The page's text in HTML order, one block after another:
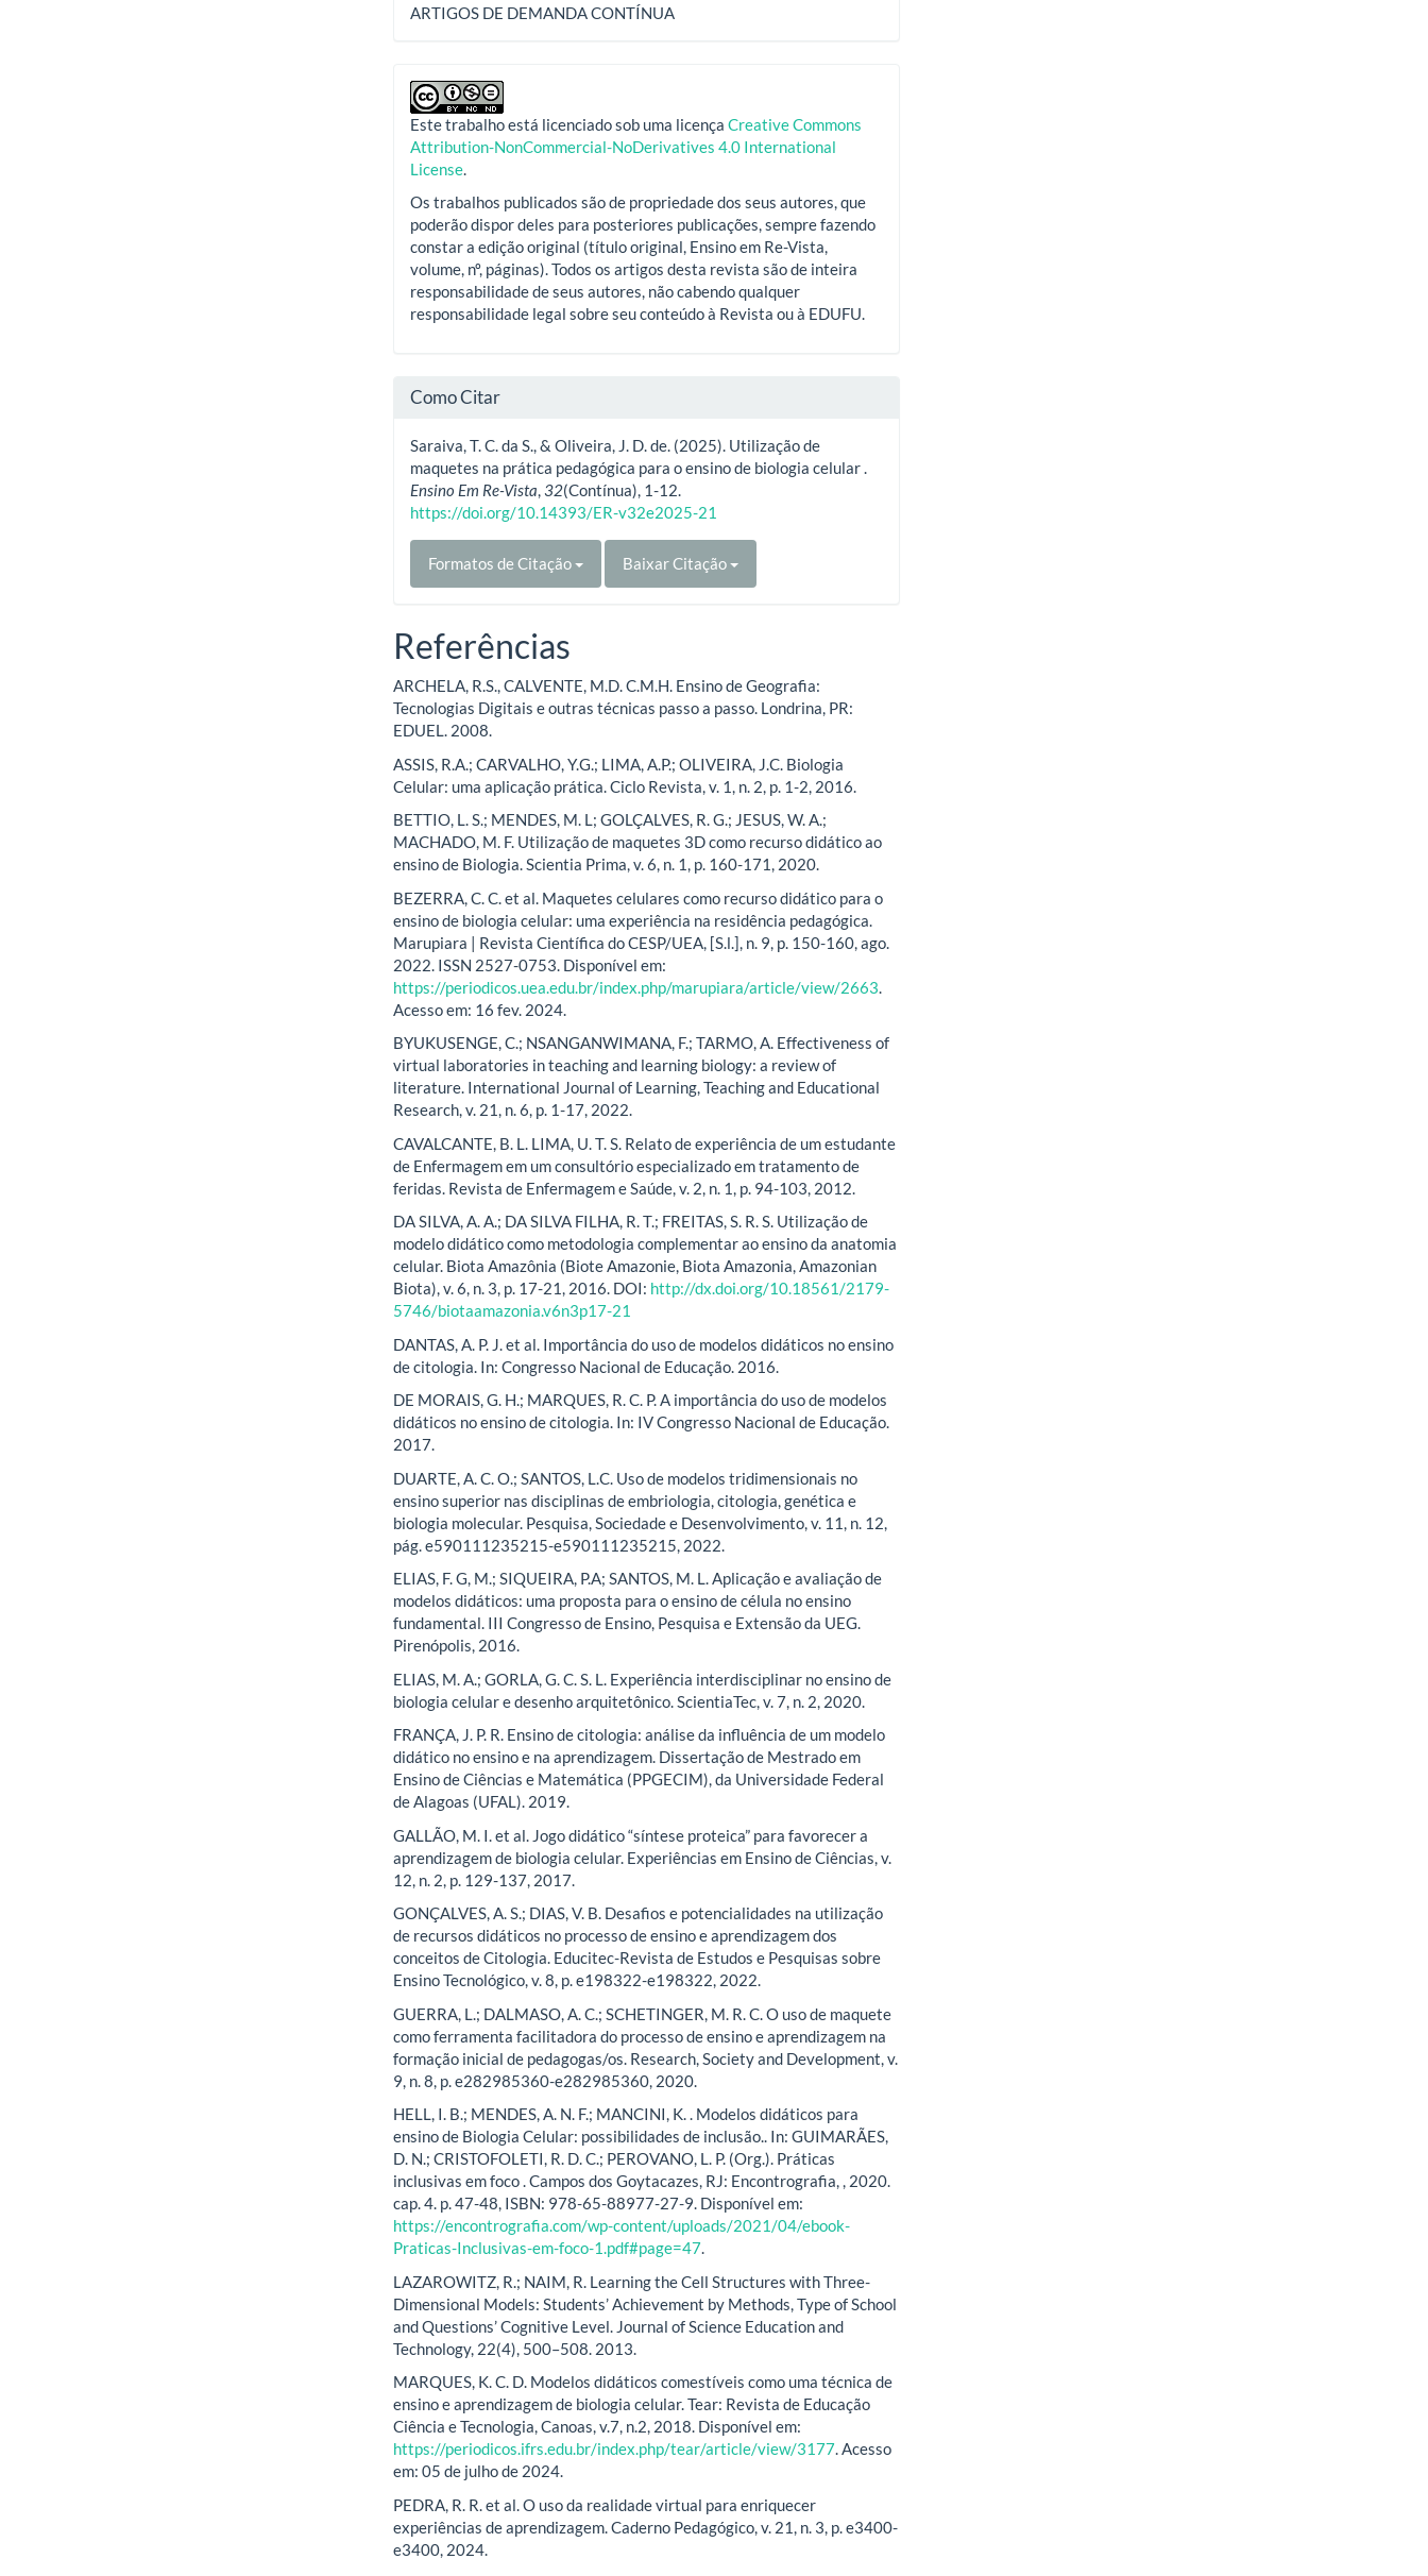
ARTIGOS DE DEMANDA CONTÍNUA
Este trabalho está licenciado sob uma licençaCreative Commons
Attribution-NonCommercial-NoDerivatives 4.0 International
License
Os trabalhos publicados são de propriedade dos seus autores, que
poderão dispor deles para posteriores publicações, sempre fazendo
constar a edição original (título original, Ensino em Re-Vista,
volume, nº, páginas). Todos os artigos desta revista são de inteira
responsabilidade de seus autores, não cabendo qualquer
responsabilidade legal sobre seu conteúdo à Revista ou à EDUFU.
Como Citar
Saraiva, T. C. da S., & Oliveira, J. D. de. (2025). Utilização de
maquetes na prática pedagógica para o ensino de biologia celular .
Ensino Em Re-Vista ,32(Contínua), 1-12.
https://doi.org/10.14393/ER-v32e2025-21
Formatos de Citação Baixar Citação
Referências
ARCHELA, R.S., CALVENTE, M.D. C.M.H. Ensino de Geografia:
Tecnologias Digitais e outras técnicas passo a passo. Londrina, PR:
EDUEL. 2008.
ASSIS, R.A.; CARVALHO, Y.G.; LIMA, A.P.; OLIVEIRA, J.C. Biologia
Celular: uma aplicação prática. Ciclo Revista, v. 1, n. 2, p. 1-2, 2016.
BETTIO, L. S.; MENDES, M. L; GOLÇALVES, R. G.; JESUS, W. A.;
MACHADO, M. F. Utilização de maquetes 3D como recurso didático ao
ensino de Biologia. Scientia Prima, v. 6, n. 1, p. 160-171, 2020.
BEZERRA, C. C. et al. Maquetes celulares como recurso didático para o
ensino de biologia celular: uma experiência na residência pedagógica.
Marupiara | Revista Científica do CESP/UEA, [S.l.], n. 9, p. 150-160, ago.
2022. ISSN 2527-0753. Disponível em:
https://periodicos.uea.edu.br/index.php/marupiara/article/view/2663
Acesso em: 16 fev. 2024.
BYUKUSENGE, C.; NSANGANWIMANA, F.; TARMO, A. Effectiveness of
virtual laboratories in teaching and learning biology: a review of
literature. International Journal of Learning, Teaching and Educational
Research, v. 21, n. 6, p. 1-17, 2022.
CAVALCANTE, B. L. LIMA, U. T. S. Relato de experiência de um estudante
de Enfermagem em um consultório especializado em tratamento de
feridas. Revista de Enfermagem e Saúde, v. 2, n. 1, p. 94-103, 2012.
DA SILVA, A. A.; DA SILVA FILHA, R. T.; FREITAS, S. R. S. Utilização de
modelo didático como metodologia complementar ao ensino da anatomia
celular. Biota Amazônia (Biote Amazonie, Biota Amazonia, Amazonian
Biota), v. 6, n. 3, p. 17-21, 2016. DOI: http://dx.doi.org/10.18561/2179-
5746/biotaamazonia.v6n3p17-21
DANTAS, A. P. J. et al. Importância do uso de modelos didáticos no ensino
de citologia. In: Congresso Nacional de Educação. 2016.
DE MORAIS, G. H.; MARQUES, R. C. P. A importância do uso de modelos
didáticos no ensino de citologia. In: IV Congresso Nacional de Educação.
2017.
DUARTE, A. C. O.; SANTOS, L.C. Uso de modelos tridimensionais no
ensino superior nas disciplinas de embriologia, citologia, genética e
biologia molecular. Pesquisa, Sociedade e Desenvolvimento, v. 11, n. 12,
pág. e590111235215-e590111235215, 2022.
ELIAS, F. G, M.; SIQUEIRA, P.A; SANTOS, M. L. Aplicação e avaliação de
modelos didáticos: uma proposta para o ensino de célula no ensino
fundamental. III Congresso de Ensino, Pesquisa e Extensão da UEG.
Pirenópolis, 2016.
ELIAS, M. A.; GORLA, G. C. S. L. Experiência interdisciplinar no ensino de
biologia celular e desenho arquitetônico. ScientiaTec, v. 7, n. 2, 2020.
FRANÇA, J. P. R. Ensino de citologia: análise da influência de um modelo
didático no ensino e na aprendizagem. Dissertação de Mestrado em
Ensino de Ciências e Matemática (PPGECIM), da Universidade Federal
de Alagoas (UFAL). 2019.
GALLÃO, M. I. et al. Jogo didático “síntese proteica” para favorecer a
aprendizagem de biologia celular. Experiências em Ensino de Ciências, v.
12, n. 2, p. 129-137, 2017.
GONÇALVES, A. S.; DIAS, V. B. Desafios e potencialidades na utilização
de recursos didáticos no processo de ensino e aprendizagem dos
conceitos de Citologia. Educitec-Revista de Estudos e Pesquisas sobre
Ensino Tecnológico, v. 8, p. e198322-e198322, 2022.
GUERRA, L.; DALMASO, A. C.; SCHETINGER, M. R. C. O uso de maquete
como ferramenta facilitadora do processo de ensino e aprendizagem na
formação inicial de pedagogas/os. Research, Society and Development, v.
9, n. 8, p. e282985360-e282985360, 2020.
HELL, I. B.; MENDES, A. N. F.; MANCINI, K. . Modelos didáticos para
ensino de Biologia Celular: possibilidades de inclusão.. In: GUIMARÃES,
D. N.; CRISTOFOLETI, R. D. C.; PEROVANO, L. P. (Org.). Práticas
inclusivas em foco . Campos dos Goytacazes, RJ: Encontrografia, , 2020.
cap. 4. p. 47-48, ISBN: 978-65-88977-27-9. Disponível em:
https://encontrografia.com/wp-content/uploads/2021/04/ebook-
Praticas-Inclusivas-em-foco-1.pdf#page=47.
LAZAROWITZ, R.; NAIM, R. Learning the Cell Structures with Three-
Dimensional Models: Students’ Achievement by Methods, Type of School
and Questions’ Cognitive Level. Journal of Science Education and
Technology, 22(4), 500–508. 2013.
MARQUES, K. C. D. Modelos didáticos comestíveis como uma técnica de
ensino e aprendizagem de biologia celular. Tear: Revista de Educação
Ciência e Tecnologia, Canoas, v.7, n.2, 2018. Disponível em:
https://periodicos.ifrs.edu.br/index.php/tear/article/view/3177. Acesso
em: 05 de julho de 2024.
PEDRA, R. R. et al. O uso da realidade virtual para enriquecer
experiências de aprendizagem. Caderno Pedagógico, v. 21, n. 3, p. e3400-
e3400, 2024.